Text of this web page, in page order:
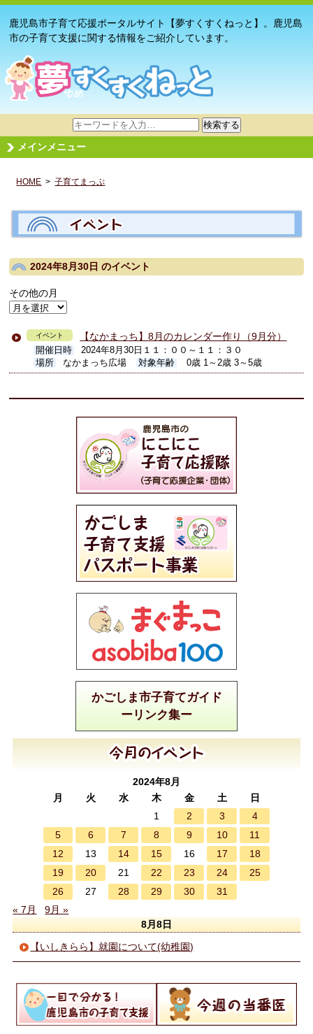
鹿児島市子育て応援ポータルサイト【夢すくすくねっと】。鹿児島
市の子育て支援に関する情報をご紹介しています。
サ
イ
ト
検
検索する
メインメニュー
HOME >子育てまっぷ
2024年8月30日のイベント
その他の月
イベント 【なかまっち】8月のカレンダー作り（9月分）
開催日時
2024年8月30日１１：００～１１：３０
場所
なかまっち広場 対象年齢 0歳 1～2歳 3～5歳
かごしま市子育てガイド
ーリンク集ー
2024年8月
月
火 水 木 金 土
日
1
2 3
4
5
6 7 8 9 10
11
12
13 14 15 16 17
18
19
20 21 22 23 24
25
26
27 28 29 30
31
« 7月
9月 »
8月8日
【いしきらら】就園について(幼稚園)